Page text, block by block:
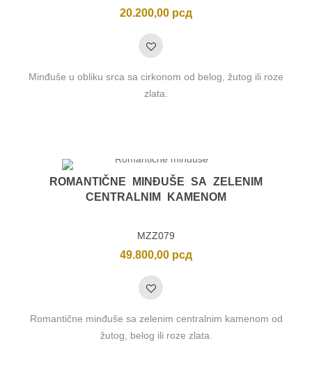
20.200,00 рсд
Minđuše u obliku srca sa cirkonom od belog, žutog ili roze
zlata.
ROMANTIČNE MINĐUŠE SA ZELENIM
CENTRALNIM KAMENOM
MZZ079
49.800,00 рсд
Romantične minđuše sa zelenim centralnim kamenom od
žutog, belog ili roze zlata.